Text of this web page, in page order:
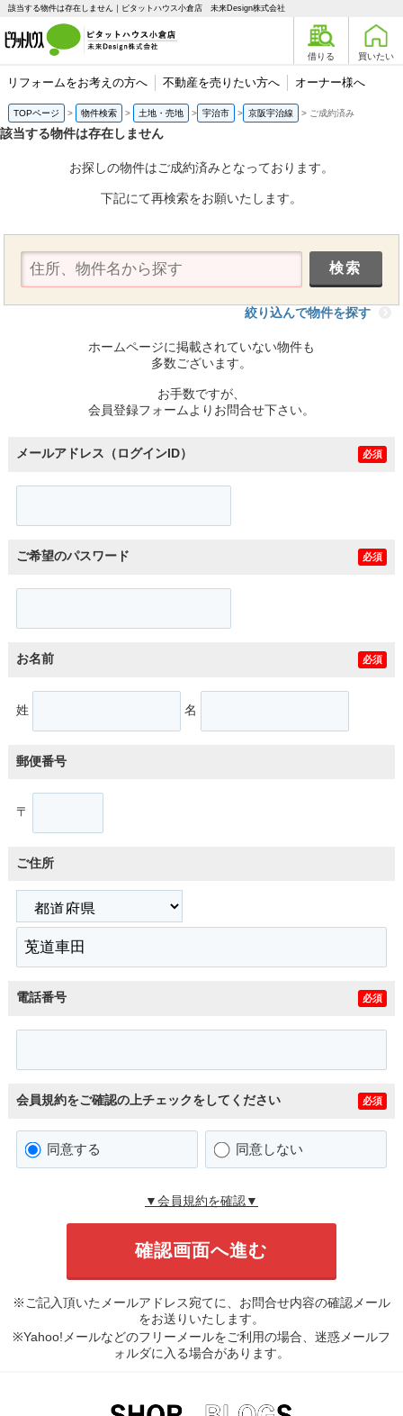
該当する物件は存在しません｜ピタットハウス小倉店 未来Design株式会社
借りる 買いたい
リフォームをお考えの方へ 不動産を売りたい方へ オーナー様へ
TOPページ 物件検索 土地・売地 宇治市 京阪宇治線 ご成約済み
該当する物件は存在しません
お探しの物件はご成約済みとなっております。
下記にて再検索をお願いたします。
絞り込んで物件を探す
ホームページに掲載されていない物件も
多数ございます。
お手数ですが、
会員登録フォームよりお問合せ下さい。
メールアドレス（ログインID） 必須
ご希望のパスワード 必須
お名前 必須
姓 名
郵便番号
〒
ご住所
電話番号 必須
会員規約をご確認の上チェックをしてください 必須
同意する 同意しない
▼会員規約を確認▼
※ご記入頂いたメールアドレス宛てに、お問合せ内容の確認メール
をお送りいたします。
※Yahoo!メールなどのフリーメールをご利用の場合、迷惑メールフ
ォルダに入る場合があります。